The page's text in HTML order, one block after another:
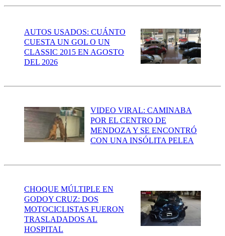
AUTOS USADOS: CUÁNTO
CUESTA UN GOL O UN
CLASSIC 2015 EN AGOSTO
DEL 2026
VIDEO VIRAL: CAMINABA
POR EL CENTRO DE
MENDOZA Y SE ENCONTRÓ
CON UNA INSÓLITA PELEA
CHOQUE MÚLTIPLE EN
GODOY CRUZ: DOS
MOTOCICLISTAS FUERON
TRASLADADOS AL
HOSPITAL